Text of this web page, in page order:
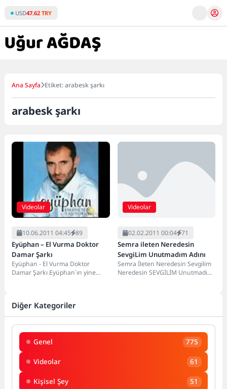
content
USD47.62 TRY
Ana Sayfa Etiket: arabesk şarkı
arabesk şarkı
Videolar
10.06.2011 04:45 89
Eyüphan – El Vurma Doktor
Damar Şarkı
Eyüphan - El Vurma Doktor
Damar Şarkı Eyüphan`ın yine
Videolar
02.02.2011 00:04 71
Semra ileten Neredesin
SevgiLim Unutmadım Adını
Semra İleten Neredesin Sevgilim
Neredesin SEVGİLİM Unutmadım
Diğer Kategoriler
Genel 775
Videolar 61
Kişisel Şey 51